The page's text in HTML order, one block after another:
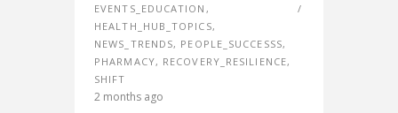
EVENTS_EDUCATION ,
HEALTH_HUB_TOPICS,
NEWS_TRENDS, PEOPLE_SUCCESSS,
PHARMACY, RECOVERY_RESILIENCE,
SHIFT
2 months ago